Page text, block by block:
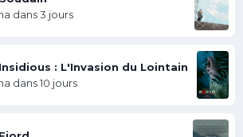
dans 3 jours
Insidious : L'Invasion du Lointain
dans 10 jours